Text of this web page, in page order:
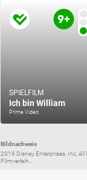
SPIELFILM
Ich bin William
Prime Video
Bildnachweis
2019 Disney Enterprises, Inc. All
Filmverleih...